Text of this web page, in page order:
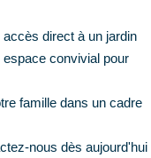
direct à un jardin
convivial pour
famille dans un cadre
nous dès aujourd'hui